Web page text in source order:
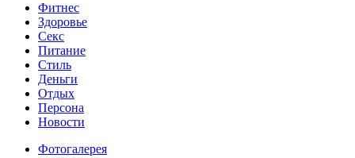
Фитнес
Здоровье
Секс
Питание
Стиль
Деньги
Отдых
Персона
Новости
Фотогалерея